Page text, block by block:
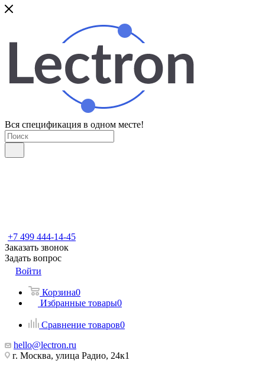
Вся спецификация в одном месте!
+7 499 444-14-45
Заказать звонок
Задать вопрос
Войти
Корзина0
Избранные товары0
Сравнение товаров0
hello@lectron.ru
г. Москва, улица Радио, 24к1